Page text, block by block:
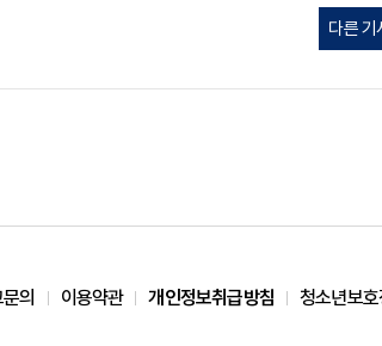
다른 기
의 이용약관 개인정보취급방침 청소년보